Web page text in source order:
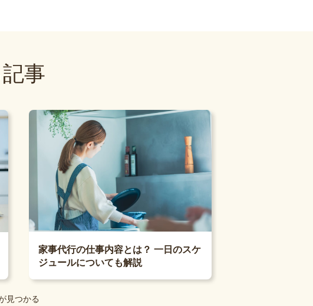
事
家事代行の仕事内容とは？ 一日のスケ
ジュールについても解説
見つかる